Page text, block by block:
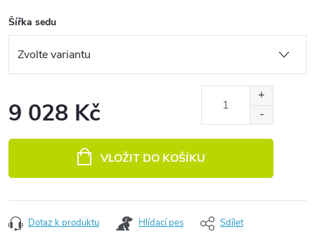
Šířka sedu
9 028 Kč
VLOŽIT DO KOŠÍKU
Dotaz k produktu Hlídací pes Sdílet